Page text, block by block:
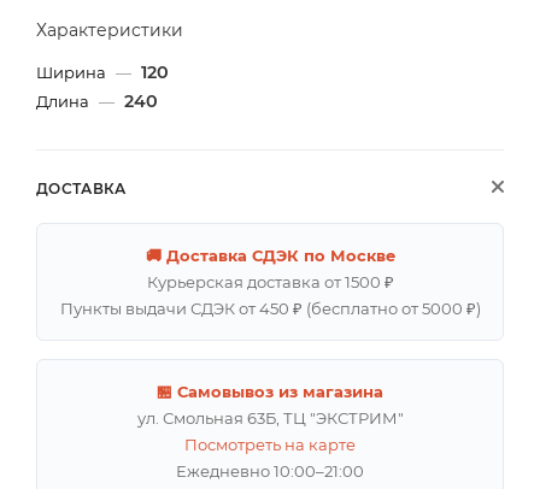
Характеристики
Ширина — 120
Длина — 240
ДОСТАВКА
🚚 Доставка СДЭК по Москве
Курьерская доставка от 1500 ₽
Пункты выдачи СДЭК от 450 ₽ (бесплатно от 5000 ₽)
🏪 Самовывоз из магазина
ул. Смольная 63Б, ТЦ "ЭКСТРИМ"
Посмотреть на карте
Ежедневно 10:00–21:00